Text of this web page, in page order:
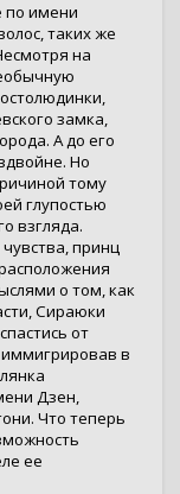
по имени
таких же
на
замка,
А до его
Но
тому
глупостью
взгляда.
принц
о том, как
Cираюки
от
в
Дзен,
Что теперь
ее